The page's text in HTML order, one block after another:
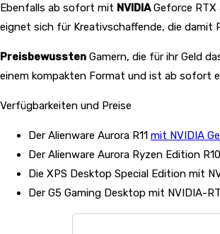
Ebenfalls ab sofort mit NVIDIAGeforce RTX
eignet sich für Kreativschaffende, die damit
Preisbewussten Gamern, die für ihr Geld
einem kompakten Format und ist ab sofort
Verfügbarkeiten und Preise
Der Alienware Aurora R11 mit NVIDIA
Der Alienware Aurora Ryzen Edition
Die XPS Desktop Special Edition mit
Der G5 Gaming Desktop mit NVIDIA-